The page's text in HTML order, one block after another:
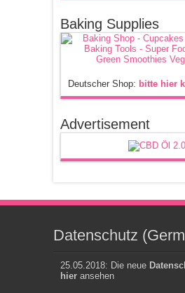
Baking Supplies
Deutscher Shop: bitte hier
Advertisement
Datenschutz
25.05.2018: Die neue
hieransehen